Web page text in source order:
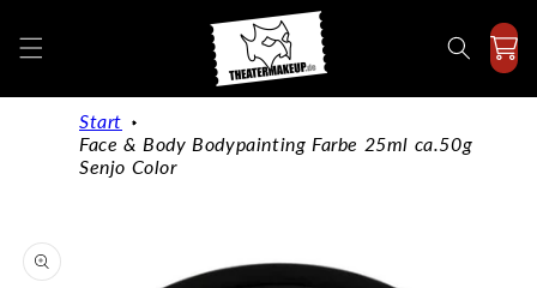
Inhalt
Start
Face & Body Bodypainting Farbe 25ml ca.50g
Senjo Color